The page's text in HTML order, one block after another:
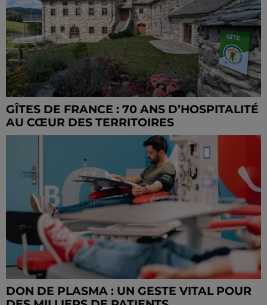
GÎTES DE FRANCE : 70 ANS D’HOSPITALITÉ
AU CŒUR DES TERRITOIRES
DON DE PLASMA : UN GESTE VITAL POUR